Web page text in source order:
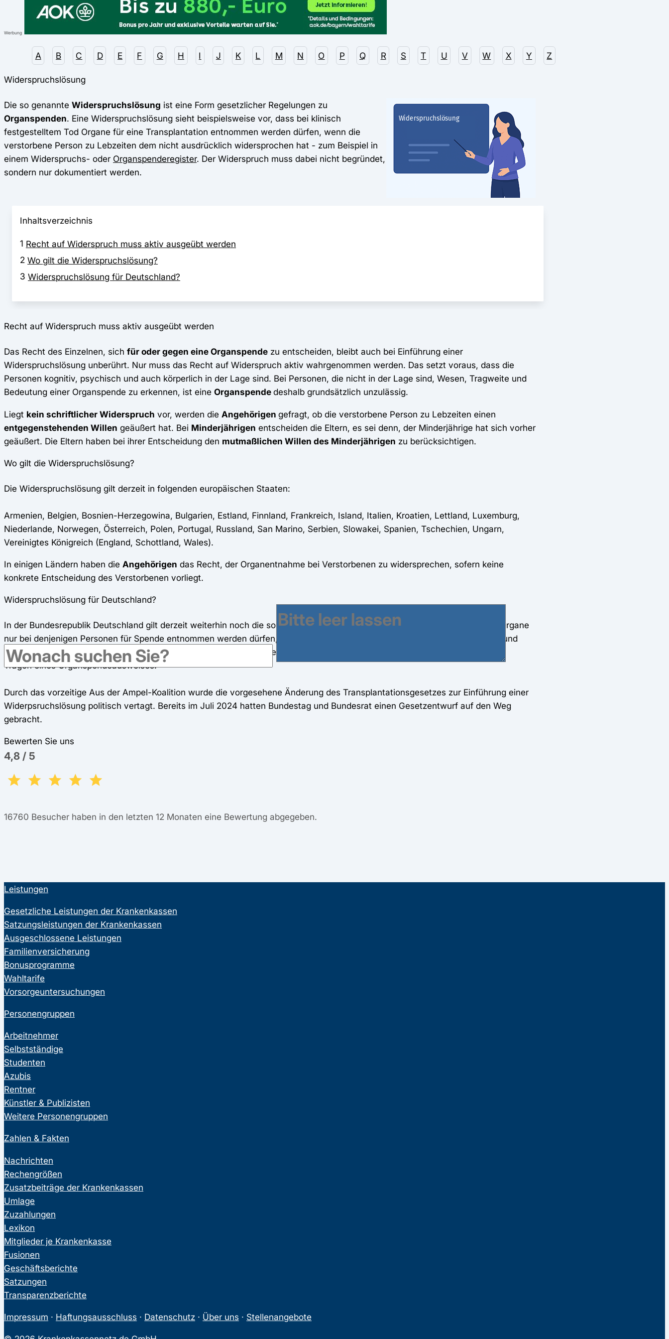
Werbung
A B C D E F G H I J K L M N O P Q R S T U V W X Y Z
Widerspruchslösung
Die so genannte Widerspruchslösung ist eine Form gesetzlicher Regelungen zu
Organspenden. Eine Widerspruchslösung sieht beispielsweise vor, dass bei klinisch
festgestelltem Tod Organe für eine Transplantation entnommen werden dürfen, wenn die
verstorbene Person zu Lebzeiten dem nicht ausdrücklich widersprochen hat - zum Beispiel in
einem Widerspruchs- oder Organspenderegister. Der Widerspruch muss dabei nicht begründet,
sondern nur dokumentiert werden.
Inhaltsverzeichnis
1 Recht auf Widerspruch muss aktiv ausgeübt werden
2 Wo gilt die Widerspruchslösung?
3 Widerspruchslösung für Deutschland?
Recht auf Widerspruch muss aktiv ausgeübt werden
Das Recht des Einzelnen, sich für oder gegen eine Organspende zu entscheiden, bleibt auch bei Einführung einer
Widerspruchslösung unberührt. Nur muss das Recht auf Widerspruch aktiv wahrgenommen werden. Das setzt voraus, dass die
Personen kognitiv, psychisch und auch körperlich in der Lage sind. Bei Personen, die nicht in der Lage sind, Wesen, Tragweite und
Bedeutung einer Organspende zu erkennen, ist eine Organspendedeshalb grundsätzlich unzulässig.
Liegt kein schriftlicher Widerspruch vor, werden die Angehörigen gefragt, ob die verstorbene Person zu Lebzeiten einen
entgegenstehenden Willen geäußert hat. Bei Minderjährigen entscheiden die Eltern, es sei denn, der Minderjährige hat sich vorher
geäußert. Die Eltern haben bei ihrer Entscheidung den mutmaßlichen Willen des Minderjährigen zu berücksichtigen.
Wo gilt die Widerspruchslösung?
Die Widerspruchslösung gilt derzeit in folgenden europäischen Staaten:
Armenien, Belgien, Bosnien-Herzegowina, Bulgarien, Estland, Finnland, Frankreich, Island, Italien, Kroatien, Lettland, Luxemburg,
Niederlande, Norwegen, Österreich, Polen, Portugal, Russland, San Marino, Serbien, Slowakei, Spanien, Tschechien, Ungarn,
Vereinigtes Königreich (England, Schottland, Wales).
In einigen Ländern haben die Angehörigen das Recht, der Organentnahme bei Verstorbenen zu widersprechen, sofern keine
konkrete Entscheidung des Verstorbenen vorliegt.
Widerspruchslösung für Deutschland?
In der Bundesrepublik Deutschland gilt derzeit weiterhin noch die so genannte Entscheidungslösung
. Diese legt fest, dass Organe
nur bei denjenigen Personen für Spende entnommen werden dürfen, die sich aktiv zu Lebzeiten als Organspender eintragen und
registrieren lassen haben.Potenzielle Organspender dokumentieren ihre
Tragen eines Organspendeausweises.
Durch das vorzeitige Aus der Ampel-Koalition wurde die vorgesehene Änderung des Transplantationsgesetzes zur Einführung einer
Widerpsruchslösung politisch vertagt. Bereits im Juli 2024 hatten Bundestag und Bundesrat einen Gesetzentwurf auf den Weg
gebracht.
Bewerten Sie uns
4,8 / 5
16760 Besucher haben in den letzten 12 Monaten eine Bewertung abgegeben.
Leistungen
Gesetzliche Leistungen der Krankenkassen
Satzungsleistungen der Krankenkassen
Ausgeschlossene Leistungen
Familienversicherung
Bonusprogramme
Wahltarife
Vorsorgeuntersuchungen
Personengruppen
Arbeitnehmer
Selbstständige
Studenten
Azubis
Rentner
Künstler & Publizisten
Weitere Personengruppen
Zahlen & Fakten
Nachrichten
Rechengrößen
Zusatzbeiträge der Krankenkassen
Umlage
Zuzahlungen
Lexikon
Mitglieder je Krankenkasse
Fusionen
Geschäftsberichte
Satzungen
Transparenzberichte
Impressum · Haftungsausschluss · Datenschutz · Über uns · Stellenangebote